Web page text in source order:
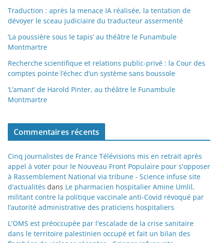
Traduction : après la menace IA réalisée, la tentation de
dévoyer le sceau judiciaire du traducteur assermenté
‘La poussière sous le tapis’ au théâtre le Funambule
Montmartre
Recherche scientifique et relations public-privé : la Cour des
comptes pointe l’échec d’un système sans boussole
‘L’amant’ de Harold Pinter, au théâtre le Funambule
Montmartre
Commentaires récents
Cinq journalistes de France Télévisions mis en retrait après
appel à voter pour le Nouveau Front Populaire pour s'opposer
à Rassemblement National via tribune - Science infuse site
d'actualités dans Le pharmacien hospitalier Amine Umlil,
militant contre la politique vaccinale anti-Covid révoqué par
l’autorité administrative des praticiens hospitaliers
L'OMS est préoccupée par l'escalade de la crise sanitaire
dans le territoire palestinien occupé et fait un bilan des